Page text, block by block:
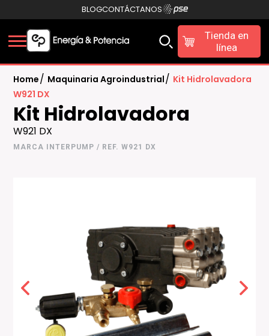
BLOGCONTÁCTANOS
Tienda en
línea
Home/ Maquinaria Agroindustrial/ Kit Hidrolavadora
W921 DX
Kit Hidrolavadora
W921 DX
MARCA INTERPUMP / REF. W921 DX